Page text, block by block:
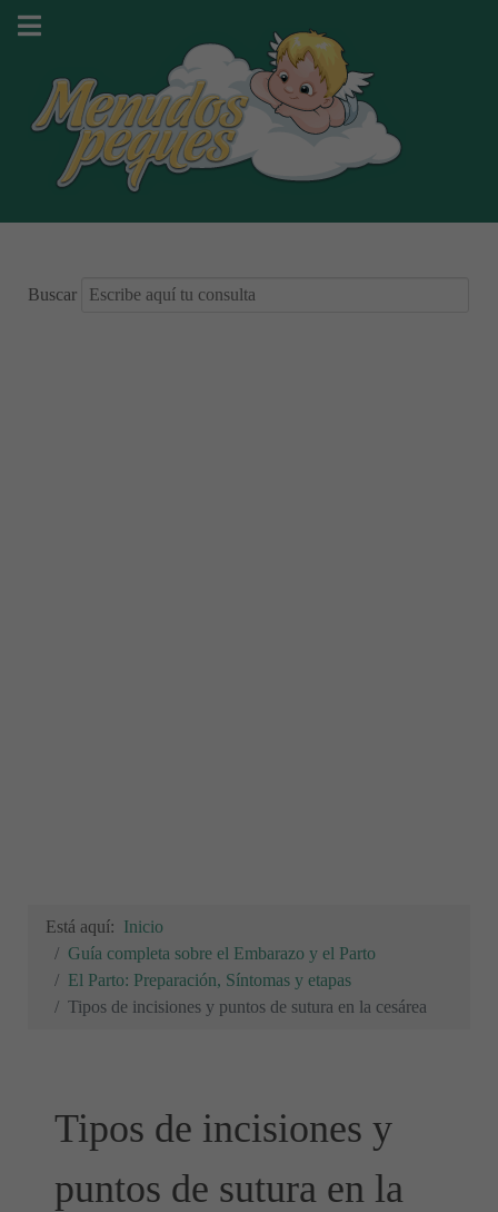
Buscar
Está aquí: Inicio
Guía completa sobre el Embarazo y el Parto
El Parto: Preparación, Síntomas y etapas
Tipos de incisiones y puntos de sutura en la cesárea
Tipos de incisiones y
puntos de sutura en la